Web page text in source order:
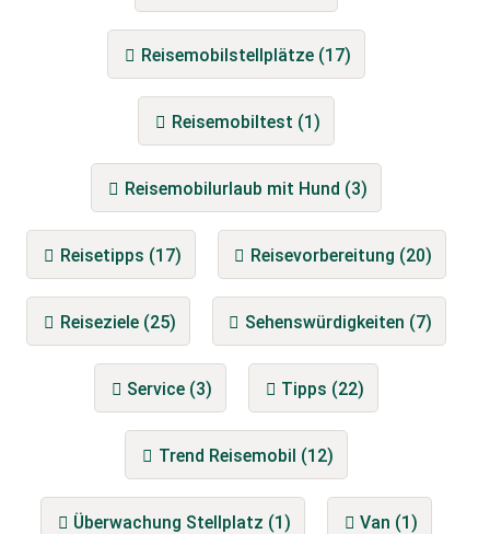
Reisemobilstellplätze (17)
Reisemobiltest (1)
Reisemobilurlaub mit Hund (3)
Reisetipps (17) Reisevorbereitung (20)
Reiseziele (25) Sehenswürdigkeiten (7)
Service (3) Tipps (22)
Trend Reisemobil (12)
Überwachung Stellplatz (1) Van (1)